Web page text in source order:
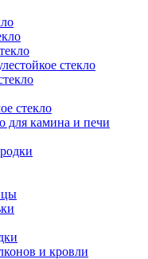
стекло
стекло
для камина и печи
и кровли